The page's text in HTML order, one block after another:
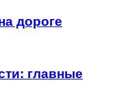
дороге
главные